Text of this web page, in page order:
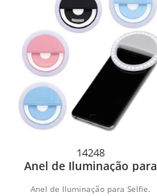
14248
Anel de Iluminação para
Anel de Iluminação para Selfie.